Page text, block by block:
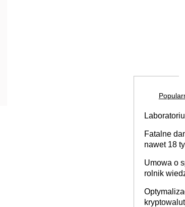
Fatalne
nawet 18
Umowa o
rolnik